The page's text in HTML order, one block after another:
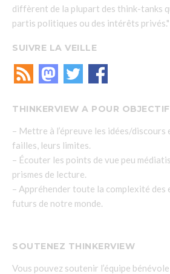
diffèrent de la plupart des think-tanks
partis politiques ou des intérêts
SUIVRE LA VEILLE
THINKERVIEW A POUR
– Mettre à l’épreuve les idées/discours
failles, leurs limites.
– Écouter les points de vue peu
prismes de lecture.
– Appréhender toute la complexité des
futurs de notre monde.
SOUTENEZ THINKERVIEW
Vous pouvez soutenir l’équipe